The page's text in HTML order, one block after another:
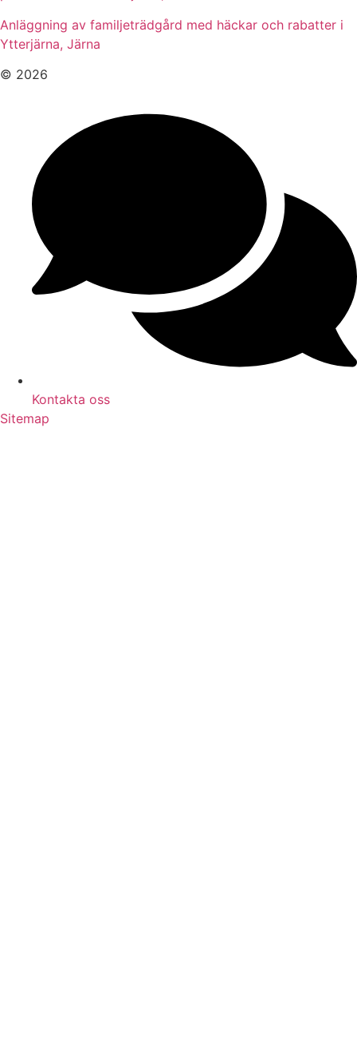
Anläggning av familjeträdgård med häckar och rabatter i
Ytterjärna, Järna
© 2026
Kontakta oss
Sitemap